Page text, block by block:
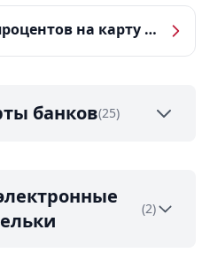
Микрозаймы без процентов на карту — ТОП-10 за 2026 год
банков(25)
(2)